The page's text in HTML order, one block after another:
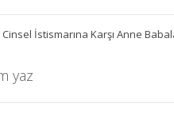
Cinsel İstismarına Karşı Anne
yaz